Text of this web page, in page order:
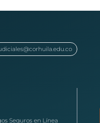
Seguros en Línea